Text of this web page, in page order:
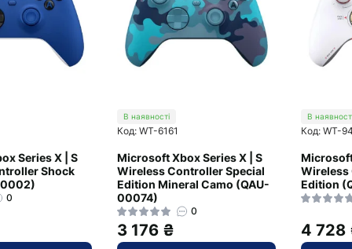
Series X | S
Shock
0
В наявності
Код: WT-6161
Microsoft Xbox Series X | S
Wireless Controller Special
Edition Mineral Camo (QAU-
00074)
0
3 176 ₴
В
Код: WT-
Wireless
Edition
4 728